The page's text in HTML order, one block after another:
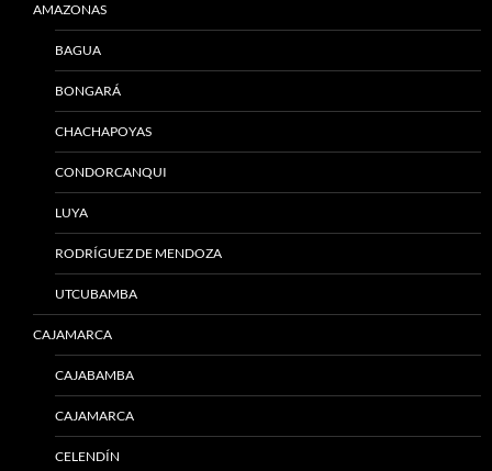
AMAZONAS
BAGUA
BONGARÁ
CHACHAPOYAS
CONDORCANQUI
LUYA
RODRÍGUEZ DE MENDOZA
UTCUBAMBA
CAJAMARCA
CAJABAMBA
CAJAMARCA
CELENDÍN